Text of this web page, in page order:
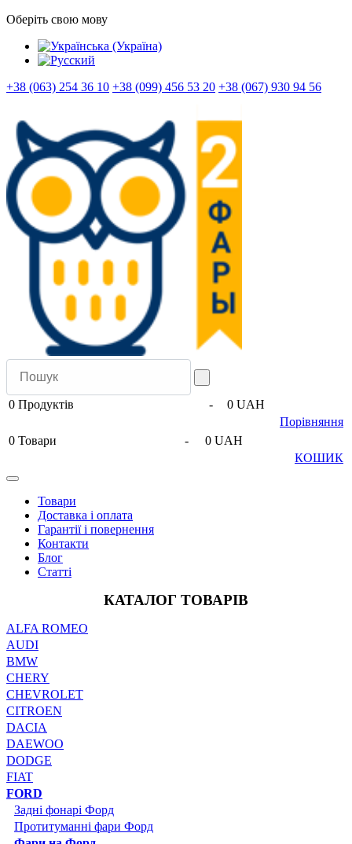
Оберіть свою мову
+38 (063) 254 36 10 +38 (099) 456 53 20 +38 (067) 930 94 56
0 Продуктів -
0 UAH
Порівняння
0 Товари -
0 UAH
КОШИК
Товари
Доставка і оплата
Гарантії і повернення
Контакти
Блог
Статті
КАТАЛОГ ТОВАРІВ
ALFA ROMEO
AUDI
BMW
CHERY
CHEVROLET
CITROEN
DACIA
DAEWOO
DODGE
FIAT
FORD
Задні фонарі Форд
Протитуманні фари Форд